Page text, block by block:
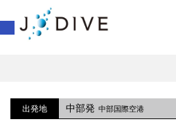
出発地 中部発 中部国際空港